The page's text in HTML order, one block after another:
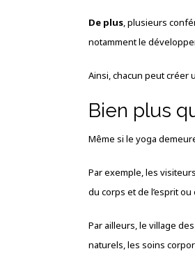
De plus, plusieurs
notamment le
Ainsi, chacun peut
Bien plus
Même si le yoga
Par exemple, les
du corps et de l’esprit
Par ailleurs, le village
naturels, les soins